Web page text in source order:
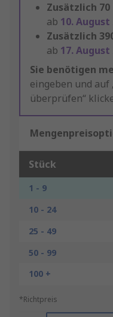
Zusätzlich 70
ab 10. August
Zusätzlich
ab 17. August
Sie benötigen
eingeben und
überprüfen“
Stück
1 - 9
10 - 24
25 - 49
50 - 99
100 +
*Richtpreis